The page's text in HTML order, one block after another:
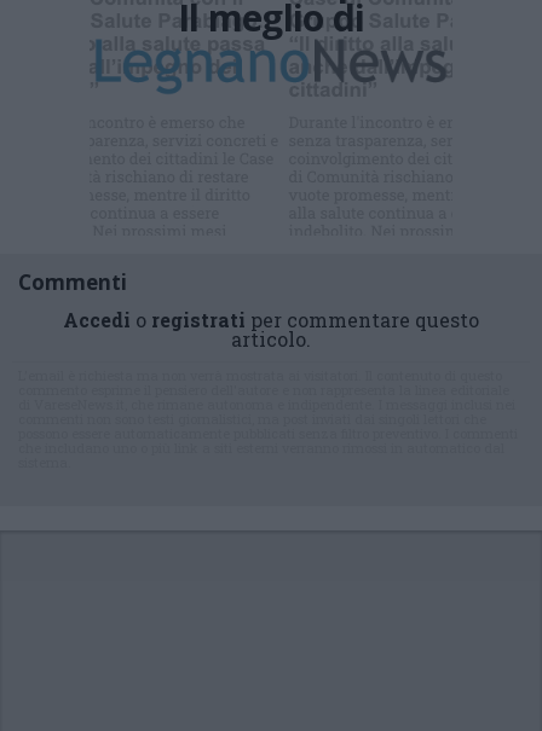
Il meglio di
Commenti
Accedi o registrati per commentare questo
articolo.